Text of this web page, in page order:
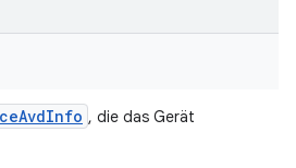
AvdInfo , die das Gerät